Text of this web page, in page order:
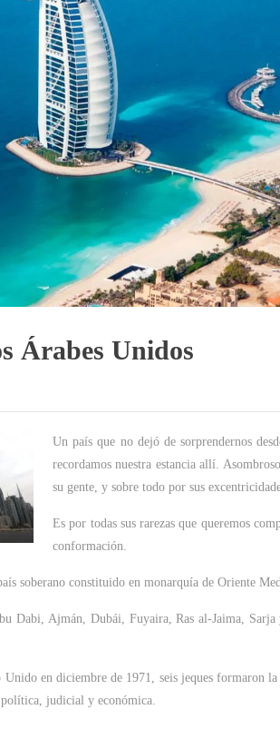
Árabes Unidos
Un país que no dejó de sorprendernos
recordamos nuestra estancia allí.
su gente, y sobre todo por sus
Es por todas sus rarezas que queremos
conformación.
soberano constituido en monarquía de Oriente
Dabi, Ajmán, Dubái, Fuyaira, Ras al-Jaima,
en diciembre de 1971, seis jeques formaron
política, judicial y económica.